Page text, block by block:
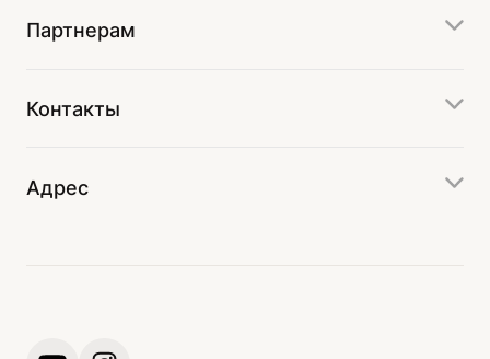
Партнерам
Контакты
Адрес